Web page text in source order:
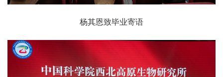
杨其恩致毕业寄语